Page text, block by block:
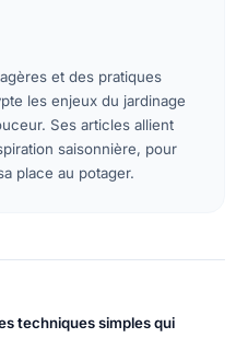
et des pratiques
les enjeux du jardinage
Ses articles allient
saisonnière, pour
place au potager.
techniques simples qui